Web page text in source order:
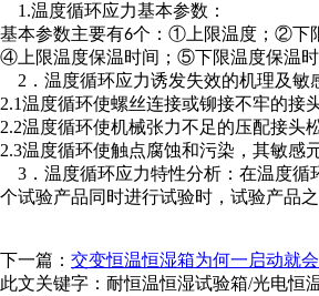
1.温度循环应力基本参数：
基本参数主要有6个：①上限温度；②下
④上限温度保温时间；⑤下限温度保温
2 ．温度循环应力诱发失效的机理及
2.1温度循环使螺丝连接或铆接不牢的接
2.2温度循环使机械张力不足的压配接头
2.3温度循环使触点腐蚀和污染，其敏感
3 ．温度循环应力特性分析：在温度循
个试验产品同时进行试验时，试验产品
下一篇： 交变恒温恒湿箱为何一启动就
此文关键字： 耐恒温恒湿试验箱/光电恒